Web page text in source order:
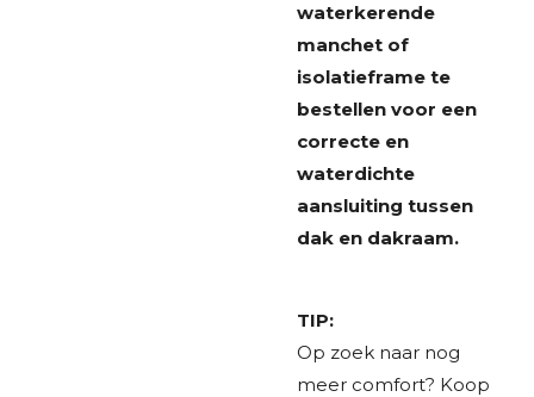
waterkerende
manchet of
isolatieframe te
bestellen voor een
correcte en
waterdichte
aansluiting tussen
dak en dakraam.
TIP:
Op zoek naar nog
meer comfort? Koop